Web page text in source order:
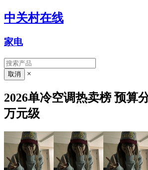
中关村在线
家电
×
2026单冷空调热卖榜 预算
万元级